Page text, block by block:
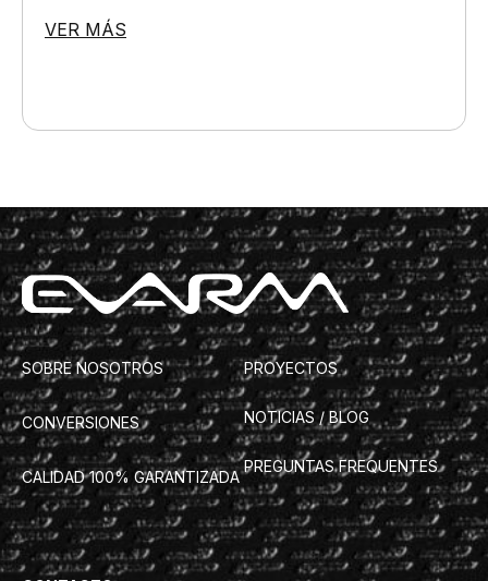
VER MÁS
SOBRE NOSOTROS
CONVERSIONES
CALIDAD 100% GARANTIZADA
PROYECTOS
NOTICIAS / BLOG
PREGUNTAS FREQUENTES